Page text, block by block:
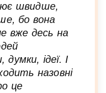
швидше,
бо вона
вже десь на
ідеї. І
назовні
це